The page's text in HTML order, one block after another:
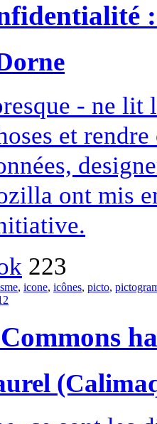
- ne
et
ont mis
223
, icone, icônes, picto,